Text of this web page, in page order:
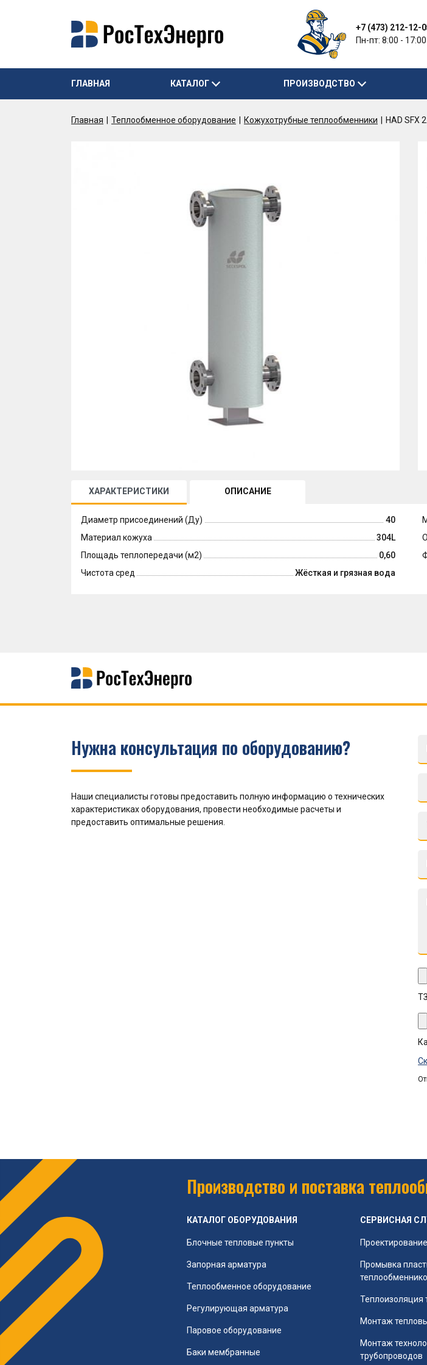
+7 (473) 212-12-
Пн-пт: 8:00 - 17:00
ГЛАВНАЯ КАТАЛОГ ПРОИЗВОДСТВО
Главная Теплообменное оборудование Кожухотрубные теплообменники HAD SFX
ХАРАКТЕРИСТИКИ ОПИСАНИЕ
Диаметр присоединений (Ду) 40
Материал кожуха
304L
Площадь теплопередачи (м2)
0,60
Чистота сред
Жёсткая и грязная вода
Нужна консультация по оборудованию?
Наши специалисты готовы предоставить полную информацию о технических
характеристиках оборудования, провести необходимые расчеты и
предоставить оптимальные решения.
Производство и поставка
КАТАЛОГ ОБОРУДОВАНИЯ
Блочные тепловые пункты
Запорная арматура
Теплообменное оборудование
Регулирующая арматура
Паровое оборудование
Баки мембранные
СЕРВИСНАЯ
Промывка
Теплоизоляция
Монтаж
Монтаж
трубопроводов